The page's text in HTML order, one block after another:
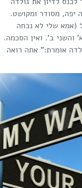
יפה, מסודר ומקושט.
(אמא שלי לא נכחה
והשני ב'. ואין הסכמה.
אומרת:" אתה רואה